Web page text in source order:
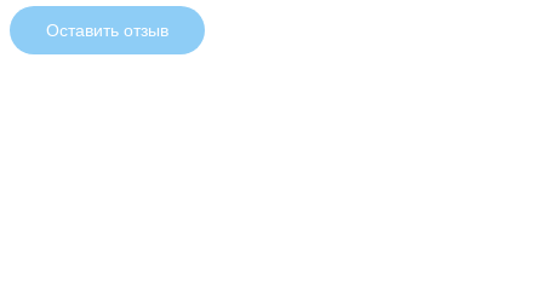
Оставить отзыв